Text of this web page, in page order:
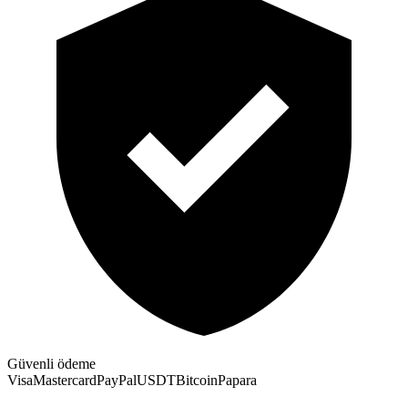
Güvenli ödeme
VisaMastercardPayPalUSDTBitcoinPapara